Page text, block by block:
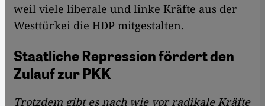
weil viele liberale und linke Kräfte aus der
Westtürkei die HDP mitgestalten.
Staatliche Repression fördert den
Zulauf zur PKK
Trotzdem gibt es nach wie vor radikale Kräfte